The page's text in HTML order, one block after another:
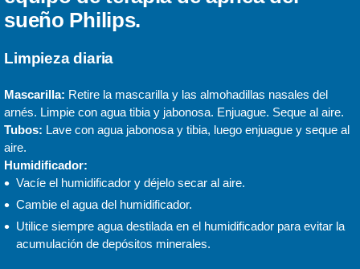
sueño Philips.
Limpieza diaria
Mascarilla: Retire la mascarilla y las almohadillas nasales del
arnés. Limpie con agua tibia y jabonosa. Enjuague. Seque al aire.
Tubos: Lave con agua jabonosa y tibia, luego enjuague y seque al
aire.
Humidificador:
Vacíe el humidificador y déjelo secar al aire.
Cambie el agua del humidificador.
Utilice siempre agua destilada en el humidificador para evitar la
acumulación de depósitos minerales.